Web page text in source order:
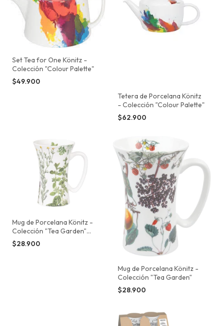
Set Tea for One Könitz -
Colección "Colour Palette"
$49.900
Tetera de Porcelana Könitz
- Colección "Colour Palette"
$62.900
Mug de Porcelana Könitz -
Colección "Tea Garden"
(Hierbas)
$28.900
Mug de Porcelana Könitz -
Colección "Tea Garden"
$28.900